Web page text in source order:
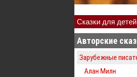
Сказки для детей
Авторские
Зарубежные
Алан Милн